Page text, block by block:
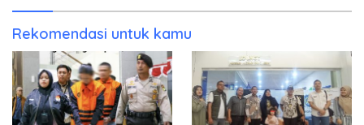
Rekomendasi untuk kamu